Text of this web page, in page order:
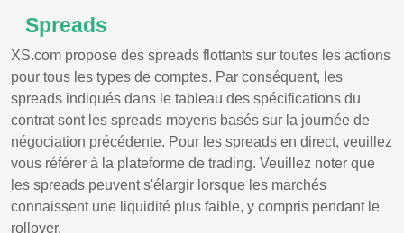
Spreads
XS.com propose des spreads flottants sur toutes les actions
pour tous les types de comptes. Par conséquent, les
spreads indiqués dans le tableau des spécifications du
contrat sont les spreads moyens basés sur la journée de
négociation précédente. Pour les spreads en direct, veuillez
vous référer à la plateforme de trading. Veuillez noter que
les spreads peuvent s'élargir lorsque les marchés
connaissent une liquidité plus faible, y compris pendant le
rollover.